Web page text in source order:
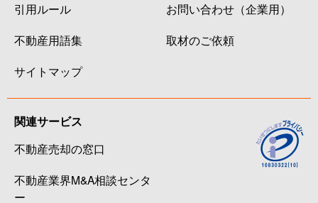
引用ルール
不動産用語集
サイトマップ
お問い合わせ（企業用）
取材のご依頼
関連サービス
不動産売却の窓口
不動産業界M&A相談センタ
ー